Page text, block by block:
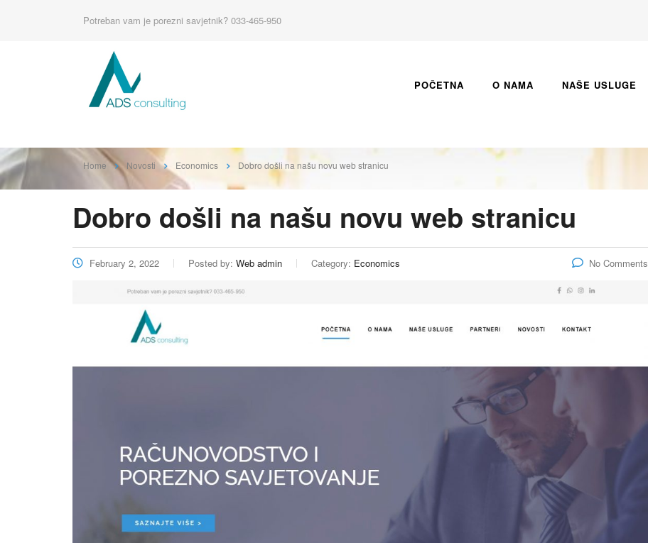
Potreban vam je porezni savjetnik? 033-465-950
POČETNA O NAMA NAŠE USLUGE
Home Novosti Economics Dobro došli na našu novu web stranicu
Dobro došli na našu novu web stranicu
February 2, 2022 Posted by: Web admin Category: Economics No Comments